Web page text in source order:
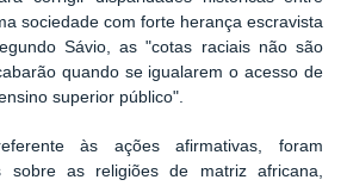
sociedade com forte herança escravista
Sávio, as "cotas raciais não são
quando se igualarem o acesso de
superior público".
às ações afirmativas, foram
sobre as religiões de matriz africana,